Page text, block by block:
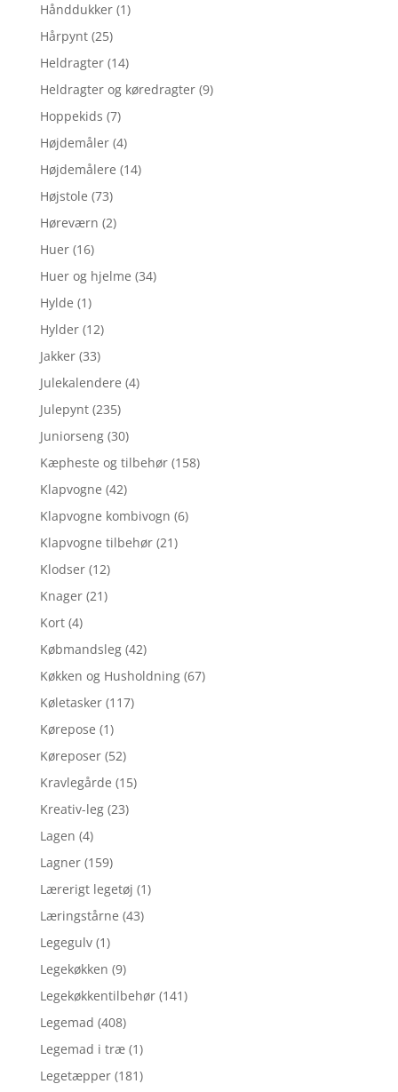
Hånddukker (1)
Hårpynt (25)
Heldragter (14)
Heldragter og køredragter (9)
Hoppekids (7)
Højdemåler (4)
Højdemålere (14)
Højstole (73)
Høreværn (2)
Huer (16)
Huer og hjelme (34)
Hylde (1)
Hylder (12)
Jakker (33)
Julekalendere (4)
Julepynt (235)
Juniorseng (30)
Kæpheste og tilbehør (158)
Klapvogne (42)
Klapvogne kombivogn (6)
Klapvogne tilbehør (21)
Klodser (12)
Knager (21)
Kort (4)
Købmandsleg (42)
Køkken og Husholdning (67)
Køletasker (117)
Kørepose (1)
Køreposer (52)
Kravlegårde (15)
Kreativ-leg (23)
Lagen (4)
Lagner (159)
Lærerigt legetøj (1)
Læringstårne (43)
Legegulv (1)
Legekøkken (9)
Legekøkkentilbehør (141)
Legemad (408)
Legemad i træ (1)
Legetæpper (181)